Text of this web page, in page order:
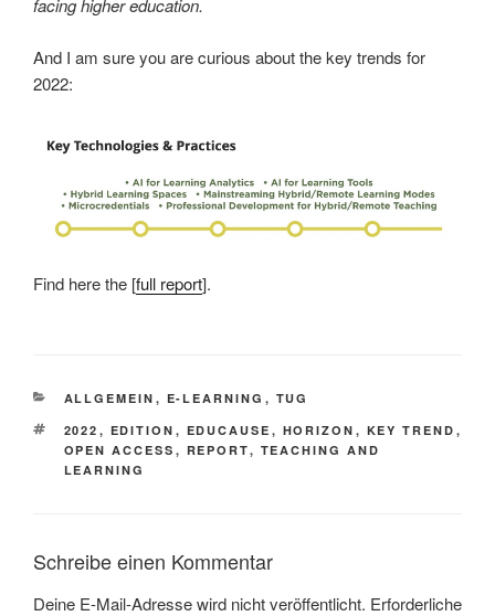
facing higher education.
And I am sure you are curious about the key trends for
2022:
Find here the [full report].
KATEGORIEN
ALLGEMEIN , E-LEARNING , TUG
SCHLAGWÖRTER
2022 , EDITION , EDUCAUSE , HORIZON , KEY TREND ,
OPEN ACCESS , REPORT, TEACHING AND
LEARNING
Schreibe einen Kommentar
Deine E-Mail-Adresse wird nicht veröffentlicht. Erforderliche